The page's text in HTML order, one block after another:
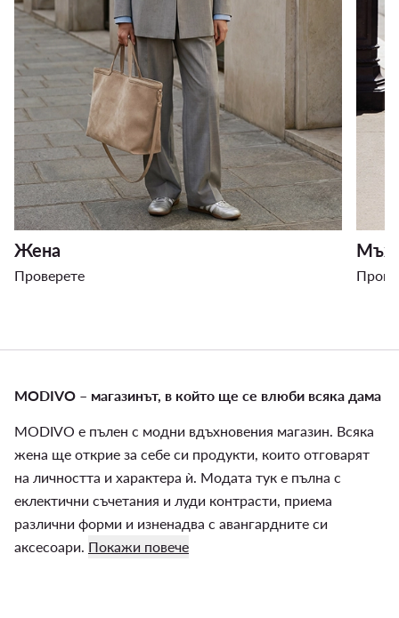
Жена
Проверете
Мъж
MODIVO – магазинът, в който ще се влюби всяка дама
MODIVO е пълен с модни вдъхновения магазин. Всяка
жена ще открие за себе си продукти, които отговарят
на личността и характера ѝ. Модата тук е пълна с
еклектични съчетания и луди контрасти, приема
различни форми и изненадва с авангардните си
аксесоари. Покажи повече